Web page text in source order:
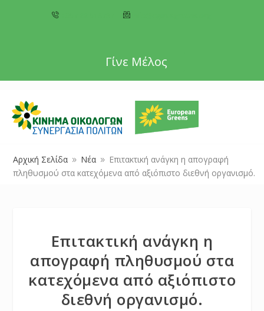
Γίνε Μέλος
Αρχική Σελίδα 9 Νέα 9
Επιτακτική ανάγκη η απογραφή
πληθυσμού στα κατεχόμενα από αξιόπιστο διεθνή οργανισμό.
Επιτακτική ανάγκη η
απογραφή πληθυσμού στα
κατεχόμενα από αξιόπιστο
διεθνή οργανισμό.